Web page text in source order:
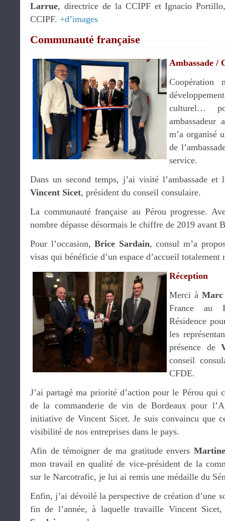
Larrue, directrice de la CCIPF et Ignacio
CCIPF. +d’images
Communauté française
Ambassade /
Coopération
culturel…
ambassadeur
m’a organisé
de
service.
Dans un second temps, j’ai visité l’ambassade et
Vincent Sicet, président du conseil consulaire.
La communauté française au Pérou progresse.
nombre dépasse désormais le chiffre de 2019 avant
Pour l’occasion,Brice Sardain, consul m’a
visas qui bénéficie d’un espace d’accueil totalement
Réception
Merci à Marc
France au
Résidence
les
présence de
conseil
CFDE.
J’ai partagé ma priorité d’action pour le Pérou qui
de la commanderie de vin de Bordeaux pour
initiative de Vincent Sicet. Je suis convaincu que
visibilité de nos entreprises dans le pays.
Afin de témoigner de ma gratitude envers
mon travail en qualité de vice-président de la
sur le Narcotrafic, je lui ai remis une médaille du
Enfin, j’ai dévoilé la perspective de création d’une
fin de l’année, à laquelle travaille Vincent